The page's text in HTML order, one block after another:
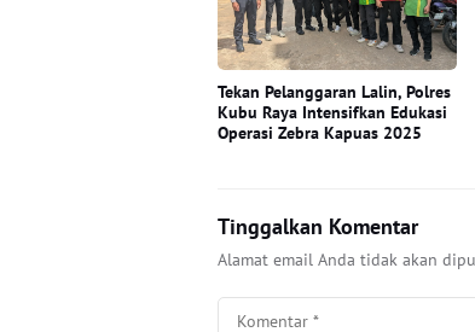
Tekan Pelanggaran Lalin, Polres
Kubu Raya Intensifkan Edukasi
Operasi Zebra Kapuas 2025
Tinggalkan Komentar
Alamat email Anda tidak akan